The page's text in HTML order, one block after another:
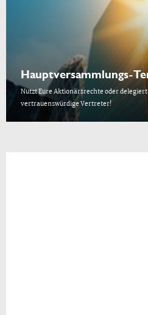
Hauptversammlungs-
Nutzt Eure Aktionärsrechte oder
vertrauenswürdige Vertreter!